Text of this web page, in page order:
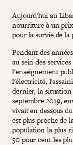
Aujourd'hui au
nourriture à un
pour la survie de
Pendant des
au sein des
l'enseignement
l'électricité,
dernier, la
septembre 2019,
vivait en dessous
est plus proche de
population la plus
50 pour cent les